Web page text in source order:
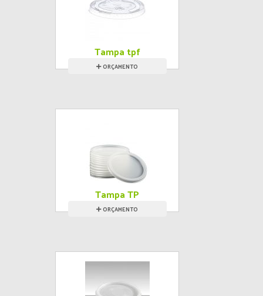
Tampa tpf
ORÇAMENTO
Tampa TP
ORÇAMENTO